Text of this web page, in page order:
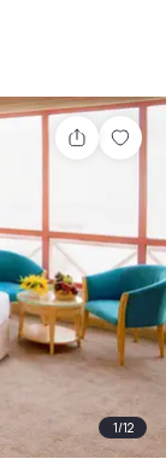
1/12